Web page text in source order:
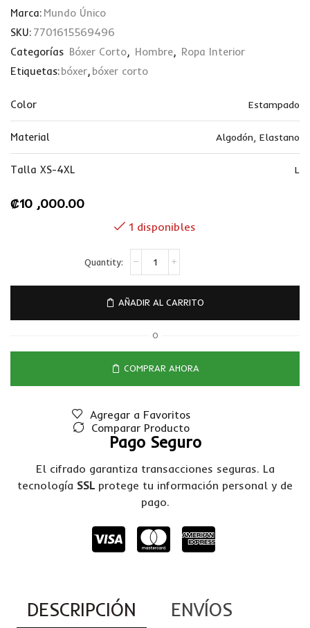
Marca: Mundo Único
SKU: 7701615569496
Categorías Bóxer Corto, Hombre, Ropa Interior
Etiquetas:bóxer, bóxer corto
Color Estampado
Material Algodón, Elastano
Talla XS-4XL L
₡10 ,000.00
1 disponibles
AÑADIR AL CARRITO
O
COMPRAR AHORA
Agregar a Favoritos
Comparar Producto
Pago Seguro
El cifrado garantiza transacciones seguras. La
tecnología SSL protege tu información personal y de
pago.
DESCRIPCIÓN ENVÍOS